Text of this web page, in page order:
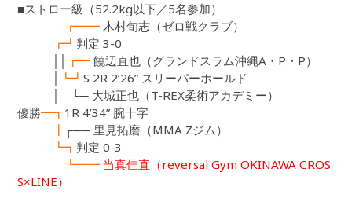
■ストロー級（52.2kg以下／5名参加）
┏━━ 木村旬志（ゼロ戦クラブ）
┏┛ 判定 3-0
┏━ 饒辺直也（グランドスラム沖縄A・P・P）
┗┛S 2R 2’26” スリーパーホールド
│ └─ 大城正也（T-REX柔術アカデミー）
優勝━┓ 1R 4’34” 腕十字
┃ ┌── 里見拓磨（MMA Zジム）
┗┓ 判定 0-3
┗━━ 当真佳直（reversal Gym OKINAWA CROS
S×LINE）